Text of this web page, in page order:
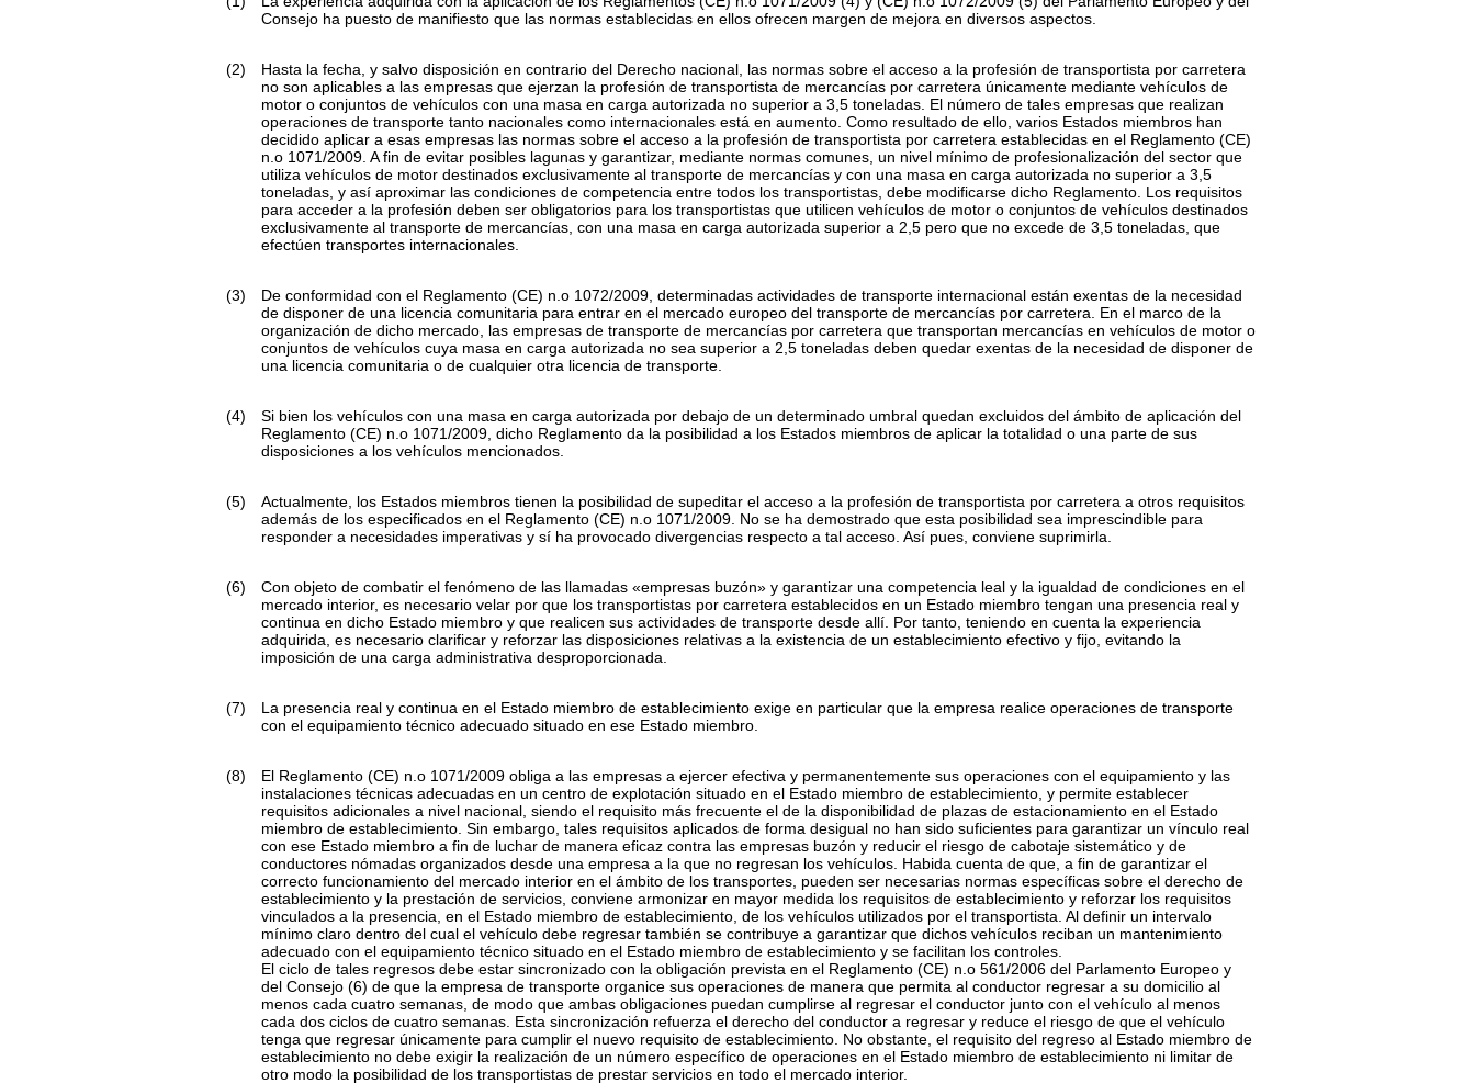
Consejo ha puesto de manifiesto que las normas establecidas en ellos ofrecen margen de mejora en diversos aspectos.
(2)
Hasta la fecha, y salvo disposición en contrario del Derecho nacional, las normas sobre el acceso a la profesión de transportista por carretera
no son aplicables a las empresas que ejerzan la profesión de transportista de mercancías por carretera únicamente mediante vehículos de
motor o conjuntos de vehículos con una masa en carga autorizada no superior a 3,5 toneladas. El número de tales empresas que realizan
operaciones de transporte tanto nacionales como internacionales está en aumento. Como resultado de ello, varios Estados miembros han
decidido aplicar a esas empresas las normas sobre el acceso a la profesión de transportista por carretera establecidas en el Reglamento (CE)
n.o 1071/2009. A fin de evitar posibles lagunas y garantizar, mediante normas comunes, un nivel mínimo de profesionalización del sector que
utiliza vehículos de motor destinados exclusivamente al transporte de mercancías y con una masa en carga autorizada no superior a 3,5
toneladas, y así aproximar las condiciones de competencia entre todos los transportistas, debe modificarse dicho Reglamento. Los requisitos
para acceder a la profesión deben ser obligatorios para los transportistas que utilicen vehículos de motor o conjuntos de vehículos destinados
exclusivamente al transporte de mercancías, con una masa en carga autorizada superior a 2,5 pero que no excede de 3,5 toneladas, que
efectúen transportes internacionales.
(3) De conformidad con el Reglamento (CE) n.o 1072/2009, determinadas actividades de transporte internacional están exentas de la necesidad
de disponer de una licencia comunitaria para entrar en el mercado europeo del transporte de mercancías por carretera. En el marco de la
organización de dicho mercado, las empresas de transporte de mercancías por carretera que transportan mercancías en vehículos de motor o
conjuntos de vehículos cuya masa en carga autorizada no sea superior a 2,5 toneladas deben quedar exentas de la necesidad de disponer de
una licencia comunitaria o de cualquier otra licencia de transporte.
(4)
Si bien los vehículos con una masa en carga autorizada por debajo de un determinado umbral quedan excluidos del ámbito de aplicación del
Reglamento (CE) n.o 1071/2009, dicho Reglamento da la posibilidad a los Estados miembros de aplicar la totalidad o una parte de sus
disposiciones a los vehículos mencionados.
(5)
Actualmente, los Estados miembros tienen la posibilidad de supeditar el acceso a la profesión de transportista por carretera a otros requisitos
además de los especificados en el Reglamento (CE) n.o 1071/2009. No se ha demostrado que esta posibilidad sea imprescindible para
responder a necesidades imperativas y sí ha provocado divergencias respecto a tal acceso. Así pues, conviene suprimirla.
(6)
Con objeto de combatir el fenómeno de las llamadas «empresas buzón» y garantizar una competencia leal y la igualdad de condiciones en el
mercado interior, es necesario velar por que los transportistas por carretera establecidos en un Estado miembro tengan una presencia real y
continua en dicho Estado miembro y que realicen sus actividades de transporte desde allí. Por tanto, teniendo en cuenta la experiencia
adquirida, es necesario clarificar y reforzar las disposiciones relativas a la existencia de un establecimiento efectivo y fijo, evitando la
imposición de una carga administrativa desproporcionada.
(7)
La presencia real y continua en el Estado miembro de establecimiento exige en particular que la empresa realice operaciones de transporte
con el equipamiento técnico adecuado situado en ese Estado miembro.
(8) El Reglamento (CE) n.o 1071/2009 obliga a las empresas a ejercer efectiva y permanentemente sus operaciones con el equipamiento y las
instalaciones técnicas adecuadas en un centro de explotación situado en el Estado miembro de establecimiento, y permite establecer
requisitos adicionales a nivel nacional, siendo el requisito más frecuente el de la disponibilidad de plazas de estacionamiento en el Estado
miembro de establecimiento. Sin embargo, tales requisitos aplicados de forma desigual no han sido suficientes para garantizar un vínculo real
con ese Estado miembro a fin de luchar de manera eficaz contra las empresas buzón y reducir el riesgo de cabotaje sistemático y de
conductores nómadas organizados desde una empresa a la que no regresan los vehículos. Habida cuenta de que, a fin de garantizar el
correcto funcionamiento del mercado interior en el ámbito de los transportes, pueden ser necesarias normas específicas sobre el derecho de
establecimiento y la prestación de servicios, conviene armonizar en mayor medida los requisitos de establecimiento y reforzar los requisitos
vinculados a la presencia, en el Estado miembro de establecimiento, de los vehículos utilizados por el transportista. Al definir un intervalo
mínimo claro dentro del cual el vehículo debe regresar también se contribuye a garantizar que dichos vehículos reciban un mantenimiento
adecuado con el equipamiento técnico situado en el Estado miembro de establecimiento y se facilitan los controles.
El ciclo de tales regresos debe estar sincronizado con la obligación prevista en el Reglamento (CE) n.o 561/2006 del Parlamento Europeo y
del Consejo(6) de que la empresa de transporte organice sus operaciones de manera que permita al conductor regresar a su domicilio al
menos cada cuatro semanas, de modo que ambas obligaciones puedan cumplirse al regresar el conductor junto con el vehículo al menos
cada dos ciclos de cuatro semanas. Esta sincronización refuerza el derecho del conductor a regresar y reduce el riesgo de que el vehículo
tenga que regresar únicamente para cumplir el nuevo requisito de establecimiento. No obstante, el requisito del regreso al Estado miembro de
establecimiento no debe exigir la realización de un número específico de operaciones en el Estado miembro de establecimiento ni limitar de
otro modo la posibilidad de los transportistas de prestar servicios en todo el mercado interior.